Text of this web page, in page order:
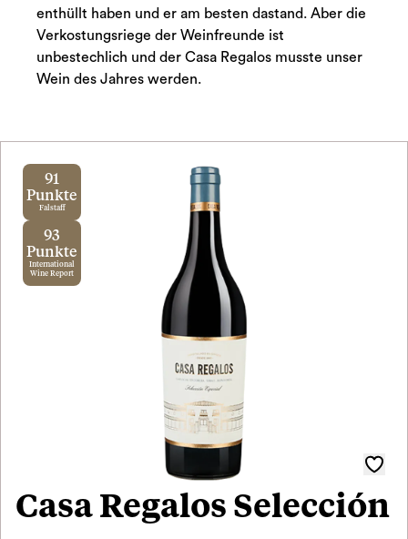
enthüllt haben und er am besten dastand. Aber die
Verkostungsriege der Weinfreunde ist
unbestechlich und der Casa Regalos musste unser
Wein des Jahres werden.
91
Punkte
Falstaff
93
Punkte
International
Wine Report
Casa Regalos Selección